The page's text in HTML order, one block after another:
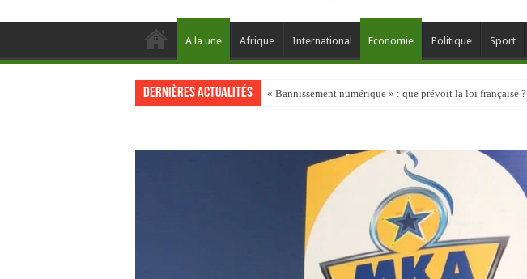
A la une Afrique International Economie Politique Sport
Dernières actualités « Bannissement numérique » : que prévoit la loi française ?